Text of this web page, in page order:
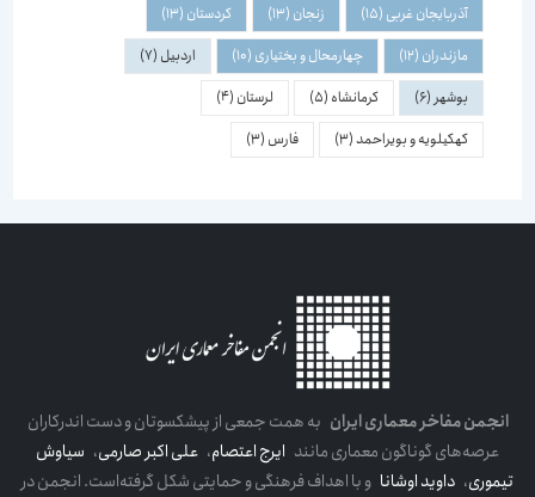
آذربایجان غربی(15) زنجان(13) کردستان(13)
مازندران(12) چهارمحال و بختیاری(10) اردبیل(7)
بوشهر(6) کرمانشاه(5) لرستان(4)
کهکیلویه و بویراحمد(3) فارس(3)
انجمن مفاخر معماری ایرانبه همت جمعی از پیشکسوتان و دست اندرکاران
عرصه‌های گوناگون معماری مانندایرج اعتصام،علی اکبر صارمی،سیاوش
تیموری،داوید اوشاناو با اهداف فرهنگی و حمایتی شکل گرفته‌است. انجمن در